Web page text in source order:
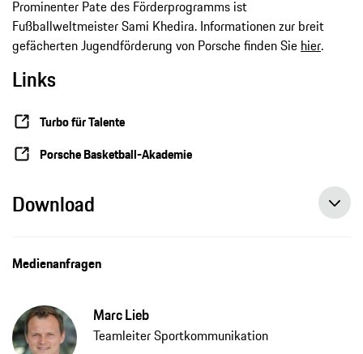
Prominenter Pate des Förderprogramms ist
Fußballweltmeister Sami Khedira. Informationen zur breit
gefächerten Jugendförderung von Porsche finden Sie hier.
Links
Turbo für Talente
Porsche Basketball-Akademie
Download
Medienanfragen
Marc Lieb
Teamleiter Sportkommunikation